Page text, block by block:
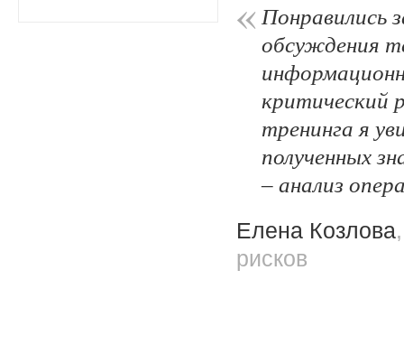
Понравились
обсуждения
критический
тренинга я
полученных
– анализ
Елена Козлова
рисков